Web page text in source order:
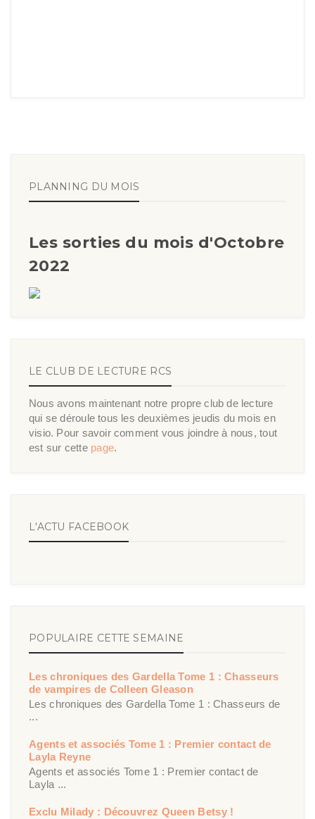
PLANNING DU MOIS
Les sorties du mois d'Octobre
2022
LE CLUB DE LECTURE RCS
Nous avons maintenant notre propre club de lecture
qui se déroule tous les deuxièmes jeudis du mois en
visio. Pour savoir comment vous joindre à nous, tout
est sur cette page.
L'ACTU FACEBOOK
POPULAIRE CETTE SEMAINE
Les chroniques des Gardella Tome 1 : Chasseurs
de vampires de Colleen Gleason
Les chroniques des Gardella Tome 1 : Chasseurs de
...
Agents et associés Tome 1 : Premier contact de
Layla Reyne
Agents et associés Tome 1 : Premier contact de
Layla ...
Exclu Milady : Découvrez Queen Betsy !